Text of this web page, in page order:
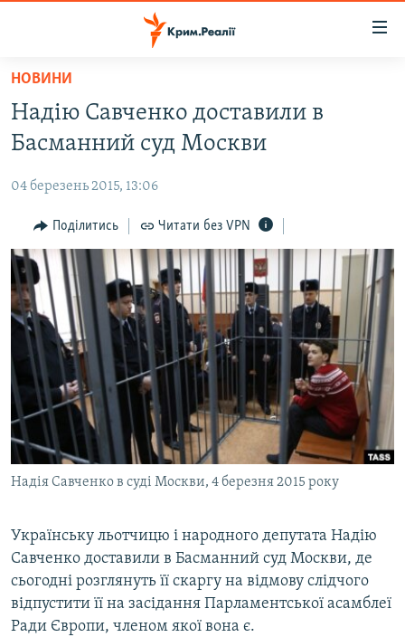
Перейти
основного
матеріалу
до
навігації
Перейти
до
пошуку
ВОДА.КРИМ
ПОЛІТИКА
БЛОГИ
ПОГЛЯД
ІНТЕРВ'Ю
ВСЕ ЗА ДЕНЬ
СПЕЦПРОЕКТИ
ДЕПОРТАЦІЯ
ВІДЕОУРОКИ «ELIFBE»
СВІДЧЕННЯ ОКУПАЦІЇ
УКРАЇНСЬКА ПРОБЛЕМА КРИМУ
ЯК ОБІЙТИ БЛОКУВАННЯ
Русский
Qırımtatar
Усі сайти RFE/RL
НОВИНИ
Надію Савченко доставили в
Басманний суд Москви
04 березень 2015, 13:06
Поділитись Читати без VPN
Надія Савченко в суді Москви, 4 березня 2015 року
Українську льотчицю і народного депутата Надію
Савченко доставили в Басманний суд Москви, де
сьогодні розглянуть її скаргу на відмову слідчого
відпустити її на засідання Парламентської асамблеї
Ради Європи, членом якої вона є.